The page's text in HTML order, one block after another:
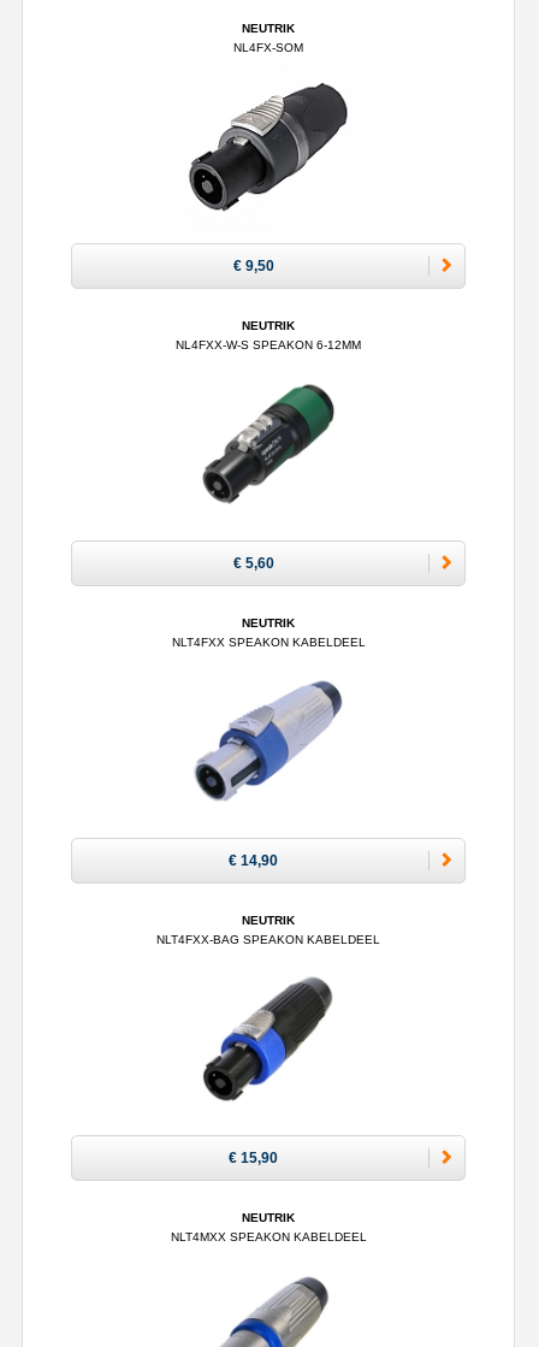
NEUTRIK
NL4FX-SOM
€ 9,50
NEUTRIK
NL4FXX-W-S SPEAKON 6-12MM
€ 5,60
NEUTRIK
NLT4FXX SPEAKON KABELDEEL
€ 14,90
NEUTRIK
NLT4FXX-BAG SPEAKON KABELDEEL
€ 15,90
NEUTRIK
NLT4MXX SPEAKON KABELDEEL